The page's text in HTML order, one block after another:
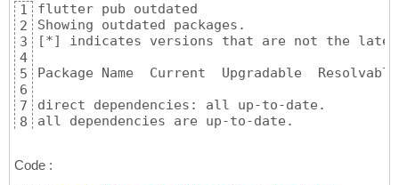
1
2
3
4
5
6
7
8
flutter pub outdated
[*]
indicates versions that are not the
Package Name  Current  Upgradable
direct dependencies: all up-to-date.
all dependencies are up-to-date.
Code :